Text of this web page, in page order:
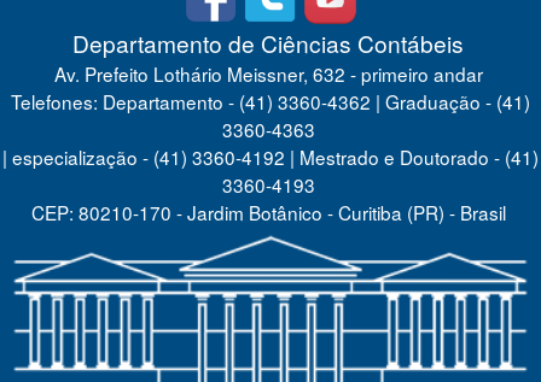
Departamento de Ciências Contábeis
Av. Prefeito Lothário Meissner, 632 - primeiro andar
Telefones: Departamento - (41) 3360-4362 | Graduação - (41)
3360-4363
| especialização - (41) 3360-4192 | Mestrado e Doutorado - (41)
3360-4193
CEP: 80210-170 - Jardim Botânico - Curitiba (PR) - Brasil